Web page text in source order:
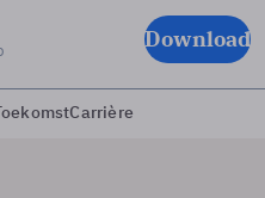
Download
Carrière